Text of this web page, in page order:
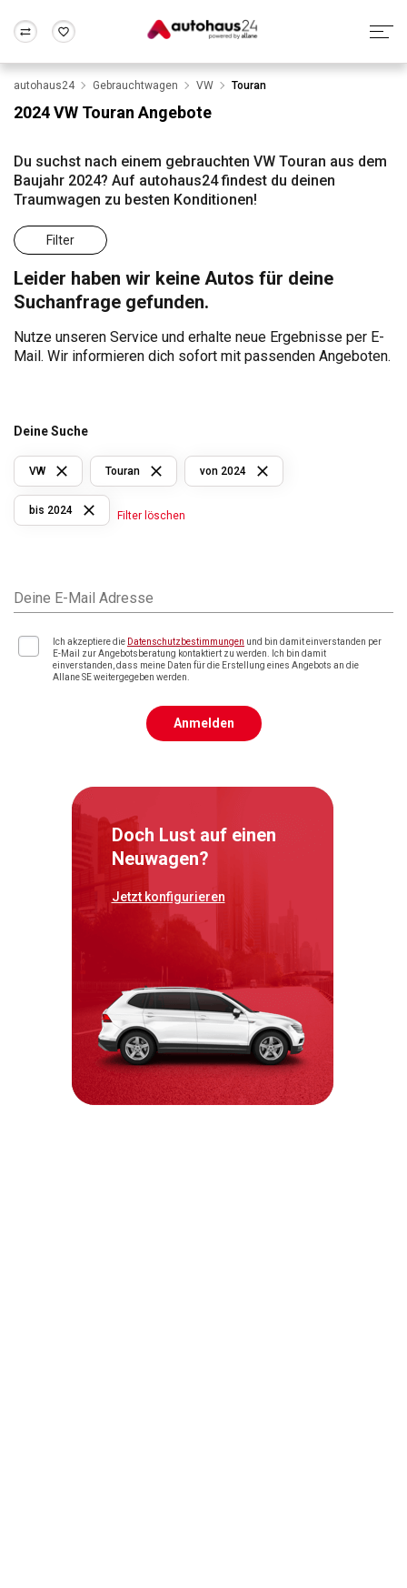
Wir bewerten dein Auto
Alle Fragen & Antworten
Rund um die Inzahlungnahme
Frankfurt Wuppertal
autohaus24 Gebrauchtwagen VW Touran
2024 VW Touran Angebote
Du suchst nach einem gebrauchten VW Touran aus dem
Baujahr 2024? Auf autohaus24 findest du deinen
Traumwagen zu besten Konditionen!
Filter
Leider haben wir keine Autos für deine
Suchanfrage gefunden.
Nutze unseren Service und erhalte neue Ergebnisse per E-
Mail. Wir informieren dich sofort mit passenden Angeboten.
Deine Suche
VW Touran von 2024
bis 2024 Filter löschen
Deine E-Mail Adresse
Ich akzeptiere die Datenschutzbestimmungen und bin damit einverstanden per
E-Mail zur Angebotsberatung kontaktiert zu werden. Ich bin damit
einverstanden, dass meine Daten für die Erstellung eines Angebots an die
Allane SE weitergegeben werden.
Anmelden
Doch Lust auf einen
Neuwagen?
Jetzt konfigurieren